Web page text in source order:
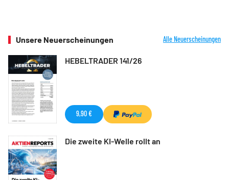
Unsere Neuerscheinungen Alle Neuerscheinungen
HEBELTRADER 141/26
9,90 €
Die zweite KI-Welle rollt an